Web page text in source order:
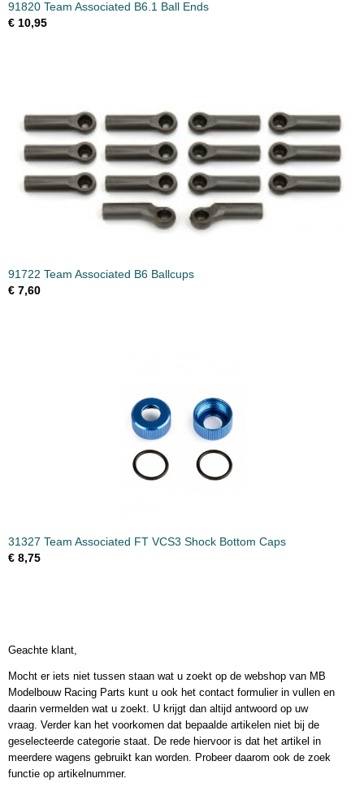
91820 Team Associated B6.1 Ball Ends
€ 10,95
91722 Team Associated B6 Ballcups
€ 7,60
31327 Team Associated FT VCS3 Shock Bottom Caps
€ 8,75
Geachte klant,
Mocht er iets niet tussen staan wat u zoekt op de webshop van MB
Modelbouw Racing Parts kunt u ook het contact formulier in vullen en
daarin vermelden wat u zoekt. U krijgt dan altijd antwoord op uw
vraag. Verder kan het voorkomen dat bepaalde artikelen niet bij de
geselecteerde categorie staat. De rede hiervoor is dat het artikel in
meerdere wagens gebruikt kan worden. Probeer daarom ook de zoek
functie op artikelnummer.